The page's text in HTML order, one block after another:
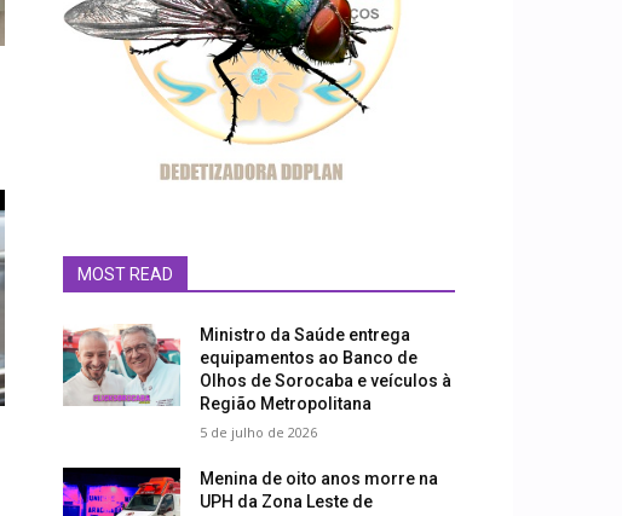
MOST READ
Ministro da Saúde entrega
equipamentos ao Banco de
Olhos de Sorocaba e veículos à
Região Metropolitana
5 de julho de 2026
Menina de oito anos morre na
UPH da Zona Leste de